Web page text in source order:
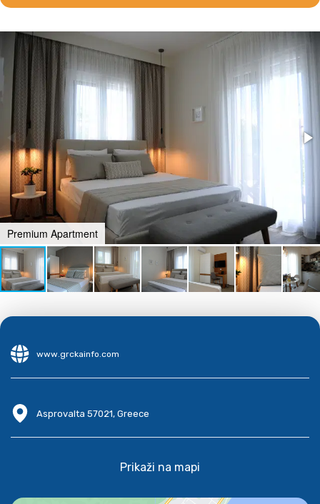
Premium Apartment
www.grckainfo.com
Asprovalta 57021, Greece
Prikaži na mapi